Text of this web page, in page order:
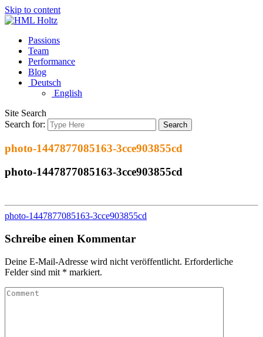
Skip to content
Passions
Team
Performance
Blog
Deutsch
English
Site Search
Search for:
Search
photo-1447877085163-3cce903855cd
photo-1447877085163-3cce903855cd
photo-1447877085163-3cce903855cd
Schreibe einen Kommentar
Deine E-Mail-Adresse wird nicht veröffentlicht. Erforderliche
Felder sind mit * markiert.